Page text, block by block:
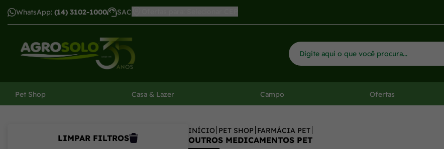
WhatsApp: (14) 3102-1000 SAC
Pet Shop Casa & Lazer Campo Ofertas
menu
LIMPAR FILTROS
INÍCIO PET SHOP FARMÁCIA PET
OUTROS MEDICAMENTOS PET